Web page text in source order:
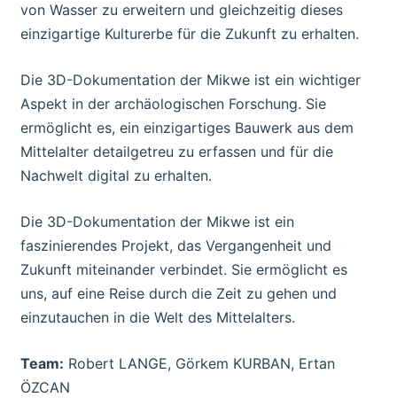
von Wasser zu erweitern und gleichzeitig dieses
einzigartige Kulturerbe für die Zukunft zu erhalten.
Die 3D-Dokumentation der Mikwe ist ein wichtiger
Aspekt in der archäologischen Forschung. Sie
ermöglicht es, ein einzigartiges Bauwerk aus dem
Mittelalter detailgetreu zu erfassen und für die
Nachwelt digital zu erhalten.
Die 3D-Dokumentation der Mikwe ist ein
faszinierendes Projekt, das Vergangenheit und
Zukunft miteinander verbindet. Sie ermöglicht es
uns, auf eine Reise durch die Zeit zu gehen und
einzutauchen in die Welt des Mittelalters.
Team: Robert LANGE, Görkem KURBAN, Ertan
ÖZCAN